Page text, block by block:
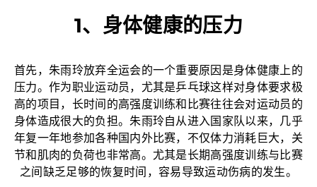
1、身体健康的压力
首先，朱雨玲放弃全运会的一个重要原因是身体健康上的
压力。作为职业运动员，尤其是乒乓球这样对身体要求极
高的项目，长时间的高强度训练和比赛往往会对运动员的
身体造成很大的负担。朱雨玲自从进入国家队以来，几乎
年复一年地参加各种国内外比赛，不仅体力消耗巨大，关
节和肌肉的负荷也非常高。尤其是长期高强度训练与比赛
之间缺乏足够的恢复时间，容易导致运动伤病的发生。